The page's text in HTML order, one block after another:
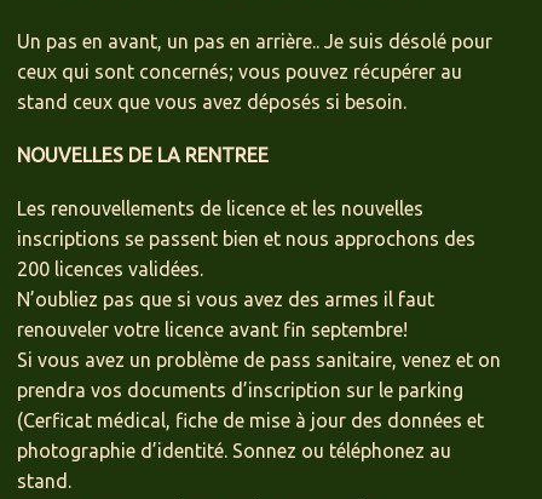
Un pas en avant, un pas en arrière.. Je suis désolé pour
ceux qui sont concernés; vous pouvez récupérer au
stand ceux que vous avez déposés si besoin.
NOUVELLES DE LA RENTREE
Les renouvellements de licence et les nouvelles
inscriptions se passent bien et nous approchons des
200 licences validées.
N’oubliez pas que si vous avez des armes il faut
renouveler votre licence avant fin septembre!
Si vous avez un problème de pass sanitaire, venez et on
prendra vos documents d’inscription sur le parking
(Cerficat médical, fiche de mise à jour des données et
photographie d’identité. Sonnez ou téléphonez au
stand.